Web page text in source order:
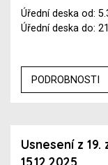
Úřední deska od:
Úřední deska do:
PODROBNOSTI
Usnesení z
15.12.2025